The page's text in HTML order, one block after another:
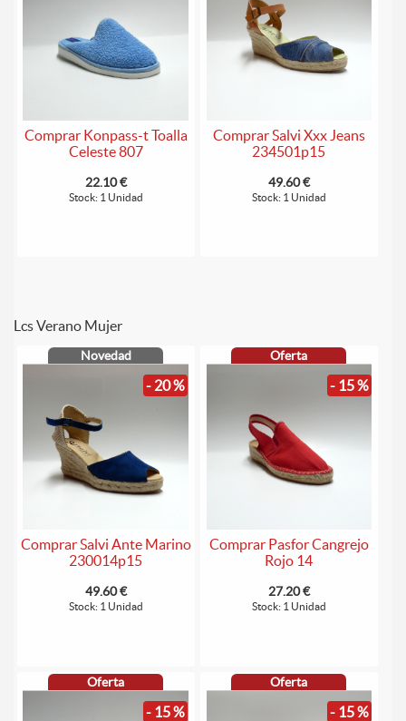
Comprar Konpass-t Toalla
Celeste 807
22.10 €
Stock: 1 Unidad
Comprar Salvi Xxx Jeans
234501p15
49.60 €
Stock: 1 Unidad
Lcs Verano Mujer
Novedad
- 20 %
Comprar Salvi Ante Marino
230014p15
49.60 €
Stock: 1 Unidad
Oferta
- 15 %
Comprar Pasfor Cangrejo
Rojo 14
27.20 €
Stock: 1 Unidad
Oferta
- 15 %
Oferta
- 15 %